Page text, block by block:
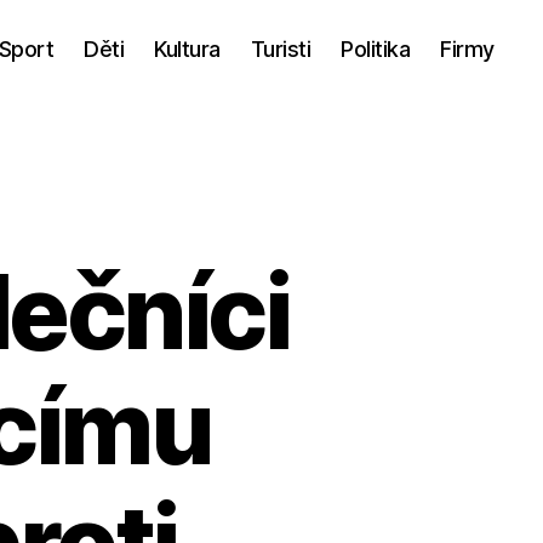
Děti Kultura Turisti Politika Firmy